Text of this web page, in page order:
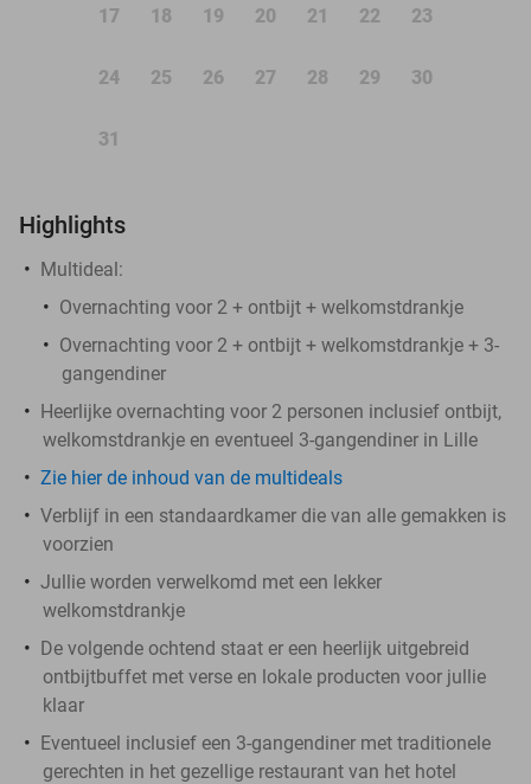
17 18 19 20 21 22 23
24 25 26 27 28 29 30
31
Highlights
Multideal:
Overnachting voor 2 + ontbijt + welkomstdrankje
Overnachting voor 2 + ontbijt + welkomstdrankje + 3-
gangendiner
Heerlijke overnachting voor 2 personen inclusief ontbijt,
welkomstdrankje en eventueel 3-gangendiner in Lille
Zie hier de inhoud van de multideals
Verblijf in een standaardkamer die van alle gemakken is
voorzien
Jullie worden verwelkomd met een lekker
welkomstdrankje
De volgende ochtend staat er een heerlijk uitgebreid
ontbijtbuffet met verse en lokale producten voor jullie
klaar
Eventueel inclusief een 3-gangendiner met traditionele
gerechten in het gezellige restaurant van het hotel